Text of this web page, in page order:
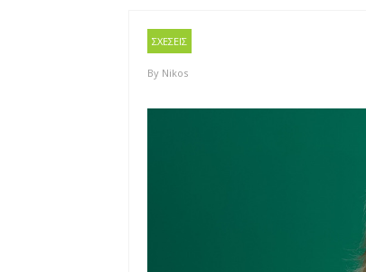
ΣΧΕΣΕΙΣ
By Nikos